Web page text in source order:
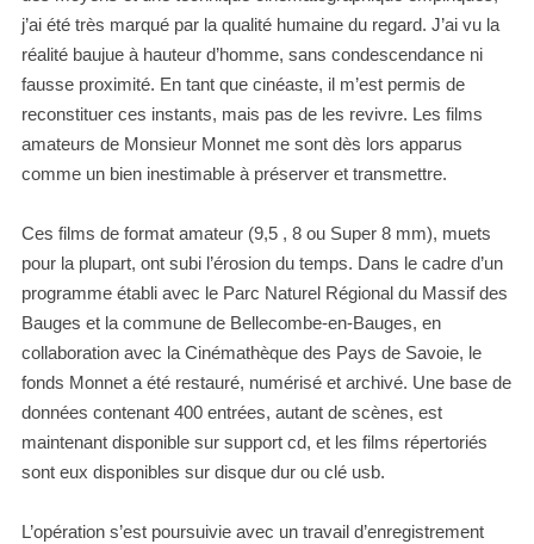
j’ai été très marqué par la qualité humaine du regard. J’ai vu la
réalité baujue à hauteur d’homme, sans condescendance ni
fausse proximité. En tant que cinéaste, il m’est permis de
reconstituer ces instants, mais pas de les revivre. Les films
amateurs de Monsieur Monnet me sont dès lors apparus
comme un bien inestimable à préserver et transmettre.
Ces films de format amateur (9,5 , 8 ou Super 8 mm), muets
pour la plupart, ont subi l’érosion du temps. Dans le cadre d’un
programme établi avec le Parc Naturel Régional du Massif des
Bauges et la commune de Bellecombe-en-Bauges, en
collaboration avec la Cinémathèque des Pays de Savoie, le
fonds Monnet a été restauré, numérisé et archivé. Une base de
données contenant 400 entrées, autant de scènes, est
maintenant disponible sur support cd, et les films répertoriés
sont eux disponibles sur disque dur ou clé usb.
L’opération s’est poursuivie avec un travail d’enregistrement